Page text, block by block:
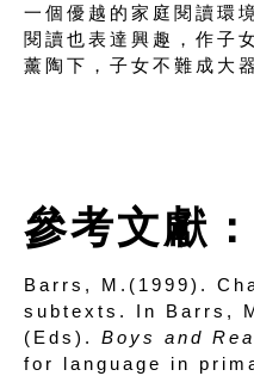
一個優越的家庭閱讀環
閱讀也表達興趣，作子
薰陶下，子女不難成大
參考文獻：
Barrs, M.(1999).
subtexts. In Barrs,
(Eds). Boys and
for language in